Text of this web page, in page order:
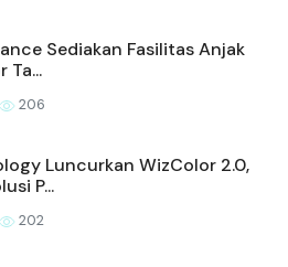
Sediakan Fasilitas Anjak
Ta...
206
Luncurkan WizColor 2.0,
P...
202